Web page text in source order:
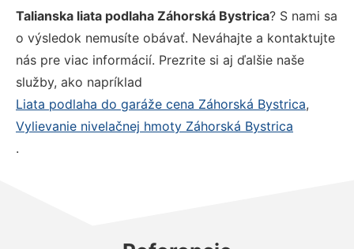
Talianska liata podlaha Záhorská Bystrica? S nami sa
o výsledok nemusíte obávať. Neváhajte a kontaktujte
nás pre viac informácií. Prezrite si aj ďalšie naše
služby, ako napríklad
Liata podlaha do garáže cena Záhorská Bystrica,
Vylievanie nivelačnej hmoty Záhorská Bystrica
.